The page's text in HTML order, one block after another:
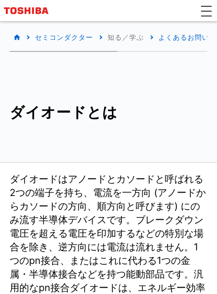
セミコンダクター 知る／学ぶ よくあるお問い
ダイオードとは
ダイオードはアノードとカソードと呼ばれる
2つの端子を持ち、電流を一方向 (アノードか
らカソードの方向、順方向と呼びます) にの
み流す半導体デバイスです。ブレークダウン
電圧を超える電圧を印加するなどの特別な場
合を除き、逆方向には電流は流れません。1
つのpn接合、またはこれに代わる1つの金
属・半導体接合などを持つ能動部品です。汎
用的なpn接合ダイオードは、エネルギー効率